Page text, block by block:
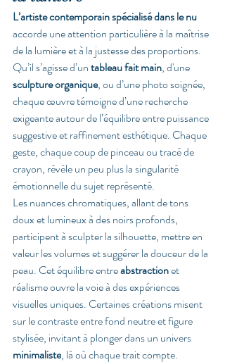
L’artiste contemporain spécialisé dans le nu
accorde une attention particulière à la maîtrise
de la lumière et à la justesse des proportions.
Qu’il s’agisse d’un tableau fait main, d'une
sculpture organique, ou d’une photo soignée,
chaque œuvre témoigne d’une recherche
exigeante autour de l’équilibre entre puissance
suggestive et raffinement esthétique. Chaque
geste, chaque coup de pinceau ou tracé de
crayon, révèle un peu plus la singularité
émotionnelle du sujet représenté.
Les nuances chromatiques, allant de tons
doux et lumineux à des noirs profonds,
participent à sculpter la silhouette, mettre en
valeur les volumes et suggérer la douceur de la
peau. Cet équilibre entre abstraction et
réalisme ouvre la voie à des expériences
visuelles uniques. Certaines créations misent
sur le contraste entre fond neutre et figure
stylisée, invitant à plonger dans un univers
minimaliste, là où chaque trait compte.